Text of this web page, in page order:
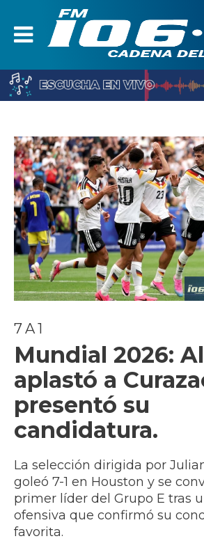
7 A 1
Mundial 2026:
aplastó a
presentó su
candidatura.
La selección dirigida por
goleó 7-1 en Houston y se
primer líder del Grupo E tras
ofensiva que confirmó su
favorita.